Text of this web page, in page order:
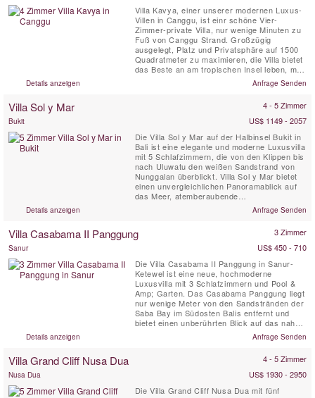
Villa Kavya, einer unserer modernen Luxus-
Villen in Canggu, ist einr schöne Vier-
Zimmer-private Villa, nur wenige Minuten zu
Fuß von Canggu Strand. Großzügig
ausgelegt, Platz und Privatsphäre auf 1500
Quadratmeter zu maximieren, die Villa bietet
das Beste an am tropischen Insel leben, mit
allen Komfort von Canggu Luxusvillen.
Details anzeigen Anfrage Senden
Villa Sol y Mar 4 - 5 Zimmer
Bukit
US$ 1149 - 2057
Die Villa Sol y Mar auf der Halbinsel Bukit in
Bali ist eine elegante und moderne Luxusvilla
mit 5 Schlafzimmern, die von den Klippen bis
nach Uluwatu den weißen Sandstrand von
Nunggalan überblickt. Villa Sol y Mar bietet
einen unvergleichlichen Panoramablick auf
das Meer, atemberaubende
Sonnenuntergänge über dem Indischen
Ozean und in der Nacht ein prächtiges
Design der Villa Sol y Mar bietet einen
Details anzeigen Anfrage Senden
Villa Casabama II Panggung 3 Zimmer
Sanur
US$ 450 - 710
Die Villa Casabama II Panggung in Sanur-
Ketewel ist eine neue, hochmoderne
Luxusvilla mit 3 Schlafzimmern und Pool &
Amp; Garten. Das Casabama Panggung liegt
nur wenige Meter von den Sandstränden der
Saba Bay im Südosten Balis entfernt und
bietet einen unberührten Blick auf das nahe
gelegene Meer und den fernen Berg Agung.
Die Villa Panggung befindet sich auf dem
aus drei unabhängigen Luxusvillen mit
hauseigenen voll Personal. Die...
Details anzeigen Anfrage Senden
Villa Grand Cliff Nusa Dua 4 - 5 Zimmer
Nusa Dua
US$ 1930 - 2950
Die Villa Grand Cliff Nusa Dua mit fünf